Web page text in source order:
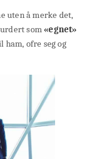
uten å merke det,
som«egnet»
ham, ofre seg og